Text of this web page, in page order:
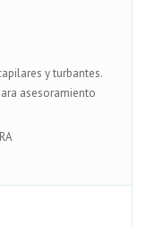
y turbantes.
asesoramiento